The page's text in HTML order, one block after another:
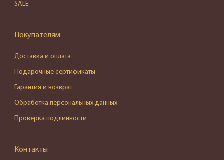
SALE
Покупателям
Доставка и оплата
Подарочные сертификаты
Гарантия и возврат
Обработка персональных данных
Проверка подлинности
Контакты